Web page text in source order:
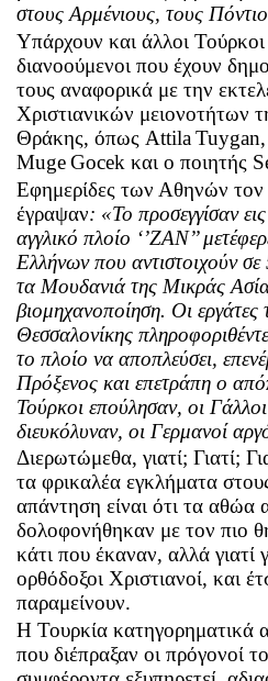
στους Αρμένιους, τους
Υπάρχουν και άλλοι
διανοούμενοι που έχουν
τους αναφορικά με την
Χριστιανικών μειονοτήτων
Θράκης, όπως AttilaTuygan,
MugeGocek και ο ποιητής
Εφημερίδες των Αθηνών
έγραψαν: «Το προσεγγίσαν
αγγλικό πλοίο ‘’ΖΑΝ’’
Ελλήνων που αντιστοιχούν
τα Μουδανιά της Μικράς
βιομηχανοποίηση. Οι εργάτες
Θεσσαλονίκης
το πλοίο να αποπλεύσει,
Πρόξενος και επετράπη ο
Τούρκοι επούλησαν, οι
διευκόλυναν, οι Γερμανοί
Διερωτώμεθα, γιατί; Γιατί;
τα φρικαλέα εγκλήματα
απάντηση είναι ότι τα
δολοφονήθηκαν με τον πιο
κάτι που έκαναν, αλλά
ορθόδοξοι Χριστιανοί, και
παραμείνουν.
Η Τουρκία κατηγορηματικά
που διέπραξαν οι πρόγονοί